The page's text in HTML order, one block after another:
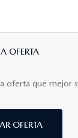
OFERTA
oferta que mejor
OFERTA